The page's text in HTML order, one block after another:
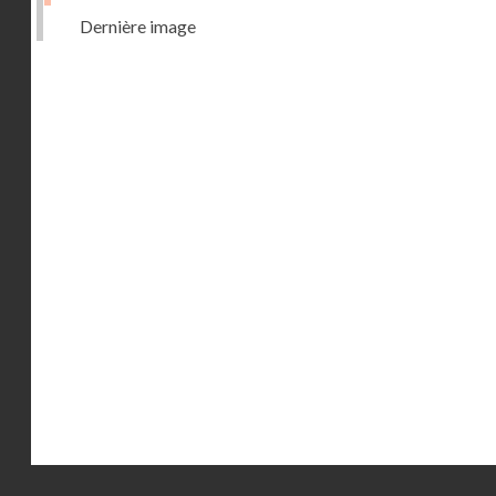
Dernière image